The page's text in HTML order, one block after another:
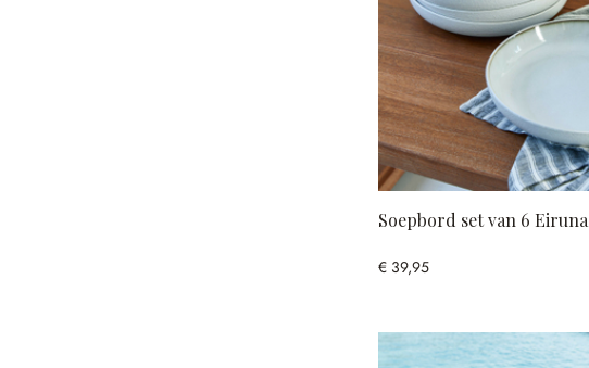
Soepbord set van 6 Eiruna
€ 39,95